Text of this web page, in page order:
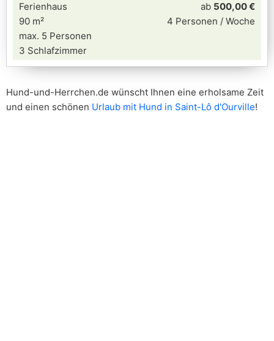
Ferienhaus
90 m²
max. 5 Personen
3 Schlafzimmer
ab 500,00 €
4 Personen / Woche
Hund-und-Herrchen.de wünscht Ihnen eine erholsame Zeit
und einen schönen Urlaub mit Hund in Saint-Lô d'Ourville!